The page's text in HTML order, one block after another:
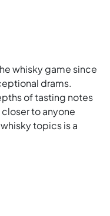
whisky game since
drams.
of tasting notes
to anyone
topics is a